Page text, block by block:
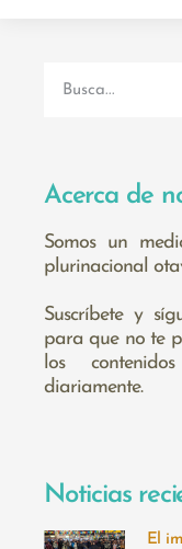
Acerca de
Somos un
plurinacional
Suscríbete y
para que no te
los
diariamente.
Noticias
El